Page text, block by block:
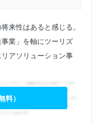
来性はあると感じる。
業」を軸にツーリズ
アソリューション事
料）